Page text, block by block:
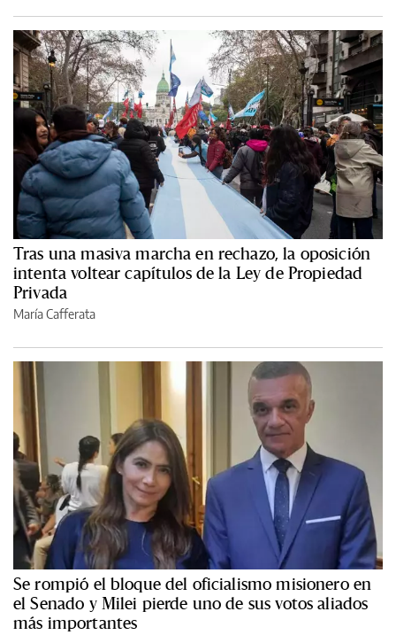
Tras una masiva marcha en rechazo, la oposición
intenta voltear capítulos de la Ley de Propiedad
Privada
María Cafferata
Se rompió el bloque del oficialismo misionero en
el Senado y Milei pierde uno de sus votos aliados
más importantes